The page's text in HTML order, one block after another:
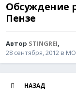
Обсуждение
Пензе
Автор STINGREI,
28 сентября, 2012 в
НАЗАД